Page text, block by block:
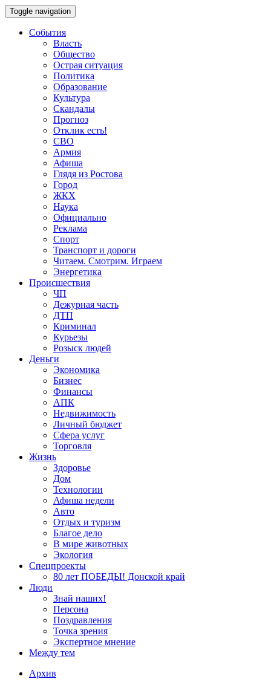
Toggle navigation
События
Власть
Общество
Острая ситуация
Политика
Образование
Культура
Скандалы
Прогноз
Отклик есть!
СВО
Армия
Афиша
Глядя из Ростова
Город
ЖКХ
Наука
Официально
Реклама
Спорт
Транспорт и дороги
Читаем. Смотрим. Играем
Энергетика
Происшествия
ЧП
Дежурная часть
ДТП
Криминал
Курьезы
Розыск людей
Деньги
Экономика
Бизнес
Финансы
АПК
Недвижимость
Личный бюджет
Сфера услуг
Торговля
Жизнь
Здоровье
Дом
Технологии
Афиша недели
Авто
Отдых и туризм
Благое дело
В мире животных
Экология
Спецпроекты
80 лет ПОБЕДЫ! Донской край
Люди
Знай наших!
Персона
Поздравления
Точка зрения
Экспертное мнение
Между тем
Архив